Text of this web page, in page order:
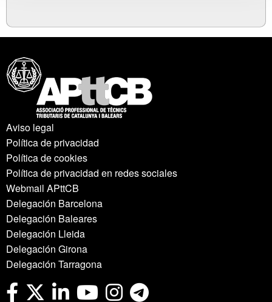
Aviso legal
Política de privacidad
Política de cookies
Política de privacidad en redes sociales
Webmail APttCB
Delegación Barcelona
Delegación Baleares
Delegación Lleida
Delegación Girona
Delegación Tarragona